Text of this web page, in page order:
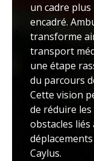
un cadre plus
encadré.
transforme
transport
une étape
du parcours
Cette vision
de réduire les
obstacles liés
Caylus.